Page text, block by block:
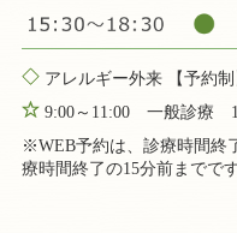
アレルギー外来 【予約制
9:00～11:00 一般診療
※WEB予約は、診療時間終
療時間終了の15分前までです